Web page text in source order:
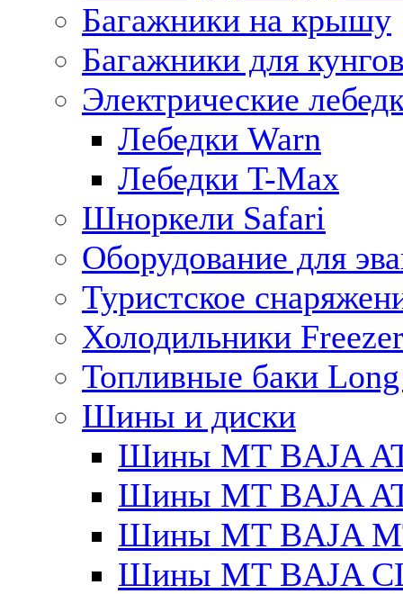
Багажники на крышу
Багажники для
Электрические
Лебедки Warn
Лебедки T-Max
Шноркели Safari
Оборудование для
Туристское
Холодильники
Топливные баки
Шины и диски
Шины MT BAJA
Шины MT BAJA
Шины MT BAJA
Шины MT BAJA